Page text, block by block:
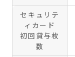
セキュリテ
ィカード
初回貸与枚
数